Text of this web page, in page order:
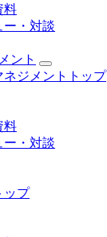
料
ー・対談
ント
ネジメントトップ
料
ー・対談
ップ